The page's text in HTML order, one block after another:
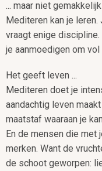
... maar niet gemakkelijk
Mediteren kan je
vraagt enige
je aanmoedigen om vol
Het geeft leven ...
Mediteren doet je
aandachtig leven
maatstaf waaraan je
En de mensen die met
merken. Want de
de schoot geworpen: